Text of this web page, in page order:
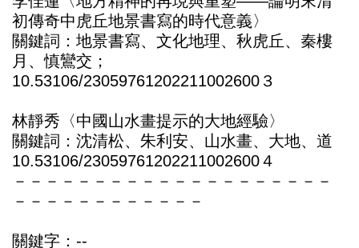
初傳奇中虎丘地景書寫的時代意義〉
關鍵詞：地景書寫、文化地理、秋虎丘、秦樓
月、慎鸞交；
10.53106/23059761202211002600３
林靜秀〈中國山水畫提示的大地經驗〉
關鍵詞：沈清松、朱利安、山水畫、大地、道
10.53106/23059761202211002600４
－－－－－－－－－－－－－－－－－－－－
－－－－－－－－－－－－
關鍵字：--